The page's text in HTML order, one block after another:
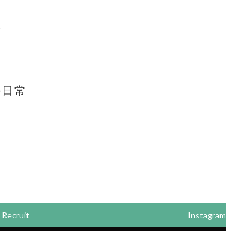
常
Recruit Instagram